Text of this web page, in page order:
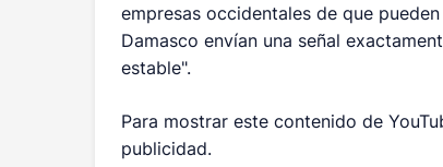
empresas occidentales de que
Damasco envían una señal
estable".
Para mostrar este contenido de
publicidad.